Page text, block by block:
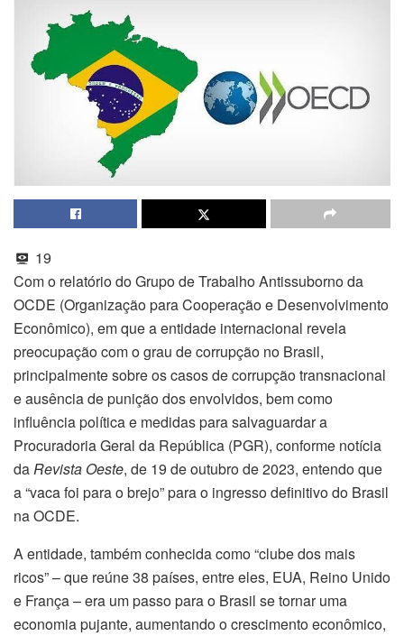
19
Com o relatório do Grupo de Trabalho Antissuborno da
OCDE (Organização para Cooperação e Desenvolvimento
Econômico), em que a entidade internacional revela
preocupação com o grau de corrupção no Brasil,
principalmente sobre os casos de corrupção transnacional
e ausência de punição dos envolvidos, bem como
influência política e medidas para salvaguardar a
Procuradoria Geral da República (PGR), conforme notícia
daRevista Oeste, de 19 de outubro de 2023, entendo que
a “vaca foi para o brejo” para o ingresso definitivo do Brasil
na OCDE.
A entidade, também conhecida como “clube dos mais
ricos” – que reúne 38 países, entre eles, EUA, Reino Unido
e França – era um passo para o Brasil se tornar uma
economia pujante, aumentando o crescimento econômico,